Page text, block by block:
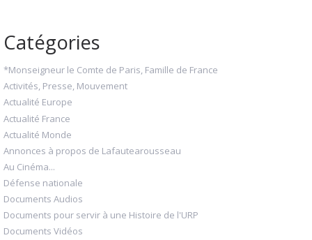
Catégories
*Monseigneur le Comte de Paris, Famille de France
Activités, Presse, Mouvement
Actualité Europe
Actualité France
Actualité Monde
Annonces à propos de Lafautearousseau
Au Cinéma...
Défense nationale
Documents Audios
Documents pour servir à une Histoire de l'URP
Documents Vidéos